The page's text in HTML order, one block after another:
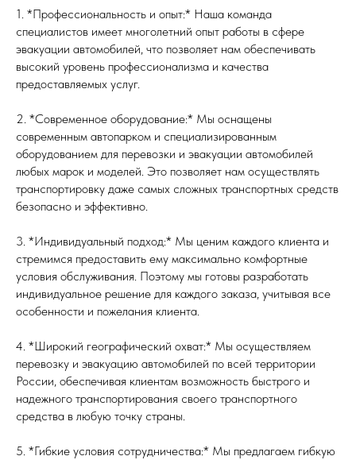
1. *Профессиональность и опыт:* Наша команда
специалистов имеет многолетний опыт работы в сфере
эвакуации автомобилей, что позволяет нам обеспечивать
высокий уровень профессионализма и качества
предоставляемых услуг.
2. *Современное оборудование:* Мы оснащены
современным автопарком и специализированным
оборудованием для перевозки и эвакуации автомобилей
любых марок и моделей. Это позволяет нам осуществлять
транспортировку даже самых сложных транспортных средств
безопасно и эффективно.
3. *Индивидуальный подход:* Мы ценим каждого клиента и
стремимся предоставить ему максимально комфортные
условия обслуживания. Поэтому мы готовы разработать
индивидуальное решение для каждого заказа, учитывая все
особенности и пожелания клиента.
4. *Широкий географический охват:* Мы осуществляем
перевозку и эвакуацию автомобилей по всей территории
России, обеспечивая клиентам возможность быстрого и
надежного транспортирования своего транспортного
средства в любую точку страны.
5. *Гибкие условия сотрудничества:* Мы предлагаем гибкую